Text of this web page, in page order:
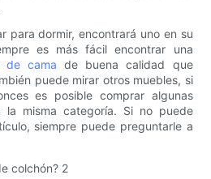
para dormir, encontrará uno en su
es más fácil encontrar una
de cama de buena calidad que
puede mirar otros muebles, si
es posible comprar algunas
la misma categoría. Si no puede
siempre puede preguntarle a